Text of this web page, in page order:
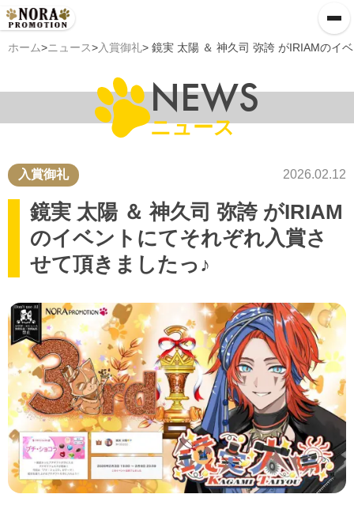
ホーム>ニュース>入賞御礼> 鏡実 太陽 ＆ 神久司 弥誇 がIRIAMのイ
NEWS
ニュース
入賞御礼 2026.02.12
鏡実 太陽 ＆ 神久司 弥誇 がIRIAM
のイベントにてそれぞれ入賞さ
せて頂きましたっ♪